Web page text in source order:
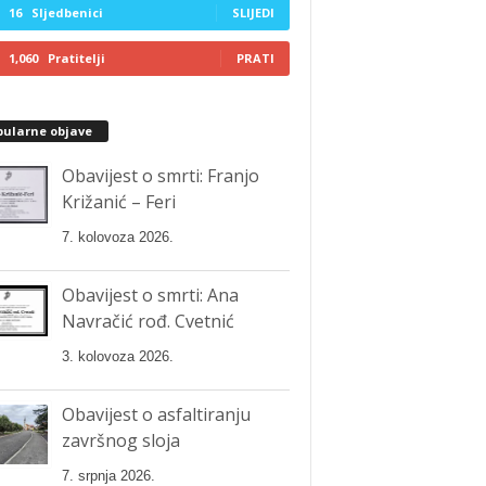
16 Sljedbenici SLIJEDI
1,060 Pratitelji PRATI
objave
Obavijest o smrti: Franjo
Križanić – Feri
7. kolovoza 2026.
Obavijest o smrti: Ana
Navračić rođ. Cvetnić
3. kolovoza 2026.
Obavijest o asfaltiranju
završnog sloja
7. srpnja 2026.